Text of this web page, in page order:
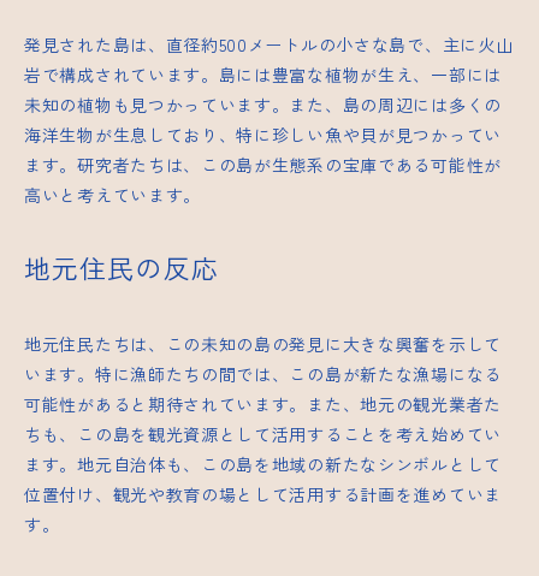
発見された島は、直径約500メートルの小さな島で、主に火山
岩で構成されています。島には豊富な植物が生え、一部には
未知の植物も見つかっています。また、島の周辺には多くの
海洋生物が生息しており、特に珍しい魚や貝が見つかってい
ます。研究者たちは、この島が生態系の宝庫である可能性が
高いと考えています。
地元住民の反応
地元住民たちは、この未知の島の発見に大きな興奮を示して
います。特に漁師たちの間では、この島が新たな漁場になる
可能性があると期待されています。また、地元の観光業者た
ちも、この島を観光資源として活用することを考え始めてい
ます。地元自治体も、この島を地域の新たなシンボルとして
位置付け、観光や教育の場として活用する計画を進めていま
す。